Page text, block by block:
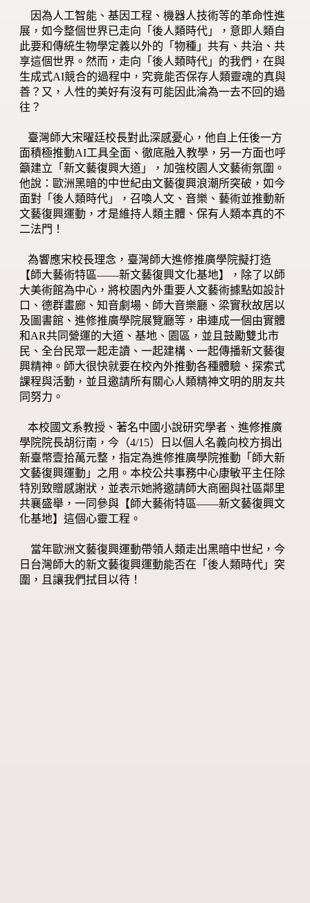
因為人工智能、基因工程、機器人技術等的革命性進
展，如今整個世界已走向「後人類時代」，意即人類自
此要和傳統生物學定義以外的「物種」共有、共治、共
享這個世界。然而，走向「後人類時代」的我們，在與
生成式AI競合的過程中，究竟能否保存人類靈魂的真與
善？又，人性的美好有沒有可能因此淪為一去不回的過
往？
臺灣師大宋曜廷校長對此深感憂心，他自上任後一方
面積極推動AI工具全面、徹底融入教學，另一方面也呼
籲建立「新文藝復興大道」，加強校園人文藝術氛圍。
他說：歐洲黑暗的中世紀由文藝復興浪潮所突破，如今
面對「後人類時代」，召喚人文、音樂、藝術並推動新
文藝復興運動，才是維持人類主體、保有人類本真的不
二法門！
為響應宋校長理念，臺灣師大進修推廣學院擬打造
【師大藝術特區——新文藝復興文化基地】，除了以師
大美術館為中心，將校園內外重要人文藝術據點如設計
口、德群畫廊、知音劇場、師大音樂廳、梁實秋故居以
及圖書館、進修推廣學院展覽廳等，串連成一個由實體
和AR共同營運的大道、基地、園區，並且鼓勵雙北市
民、全台民眾一起走讀、一起建構、一起傳播新文藝復
興精神。師大很快就要在校內外推動各種體驗、探索式
課程與活動，並且邀請所有關心人類精神文明的朋友共
同努力。
本校國文系教授、著名中國小說研究學者、進修推廣
學院院長胡衍南，今（4/15）日以個人名義向校方捐出
新臺幣壹拾萬元整，指定為進修推廣學院推動「師大新
文藝復興運動」之用。本校公共事務中心康敏平主任除
特別致贈感謝狀，並表示她將邀請師大商圈與社區鄰里
共襄盛舉，一同參與【師大藝術特區——新文藝復興文
化基地】這個心靈工程。
當年歐洲文藝復興運動帶領人類走出黑暗中世紀，今
日台灣師大的新文藝復興運動能否在「後人類時代」突
圍，且讓我們拭目以待！